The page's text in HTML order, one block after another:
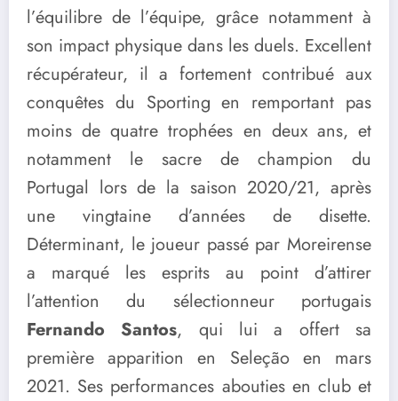
l’équilibre de l’équipe, grâce notamment à
son impact physique dans les duels. Excellent
récupérateur, il a fortement contribué aux
conquêtes du Sporting en remportant pas
moins de quatre trophées en deux ans, et
notamment le sacre de champion du
Portugal lors de la saison 2020/21, après
une vingtaine d’années de disette.
Déterminant, le joueur passé par Moreirense
a marqué les esprits au point d’attirer
l’attention du sélectionneur portugais
Fernando Santos, qui lui a offert sa
première apparition en Seleção en mars
2021. Ses performances abouties en club et